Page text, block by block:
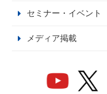
セミナー・イベント
メディア掲載